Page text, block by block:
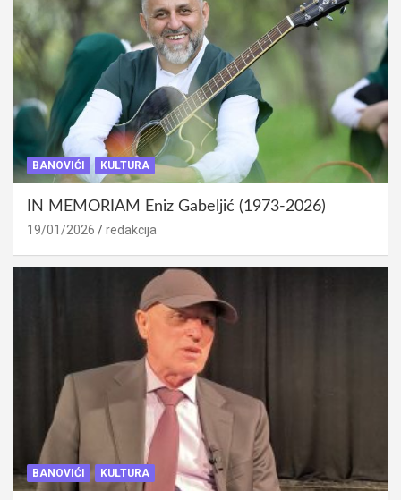
BANOVIĆI KULTURA
IN MEMORIAM Eniz Gabeljić (1973-2026)
19/01/2026 redakcija
BANOVIĆI KULTURA